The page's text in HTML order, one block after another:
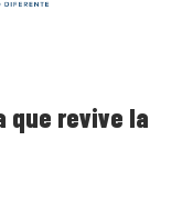
que revive la